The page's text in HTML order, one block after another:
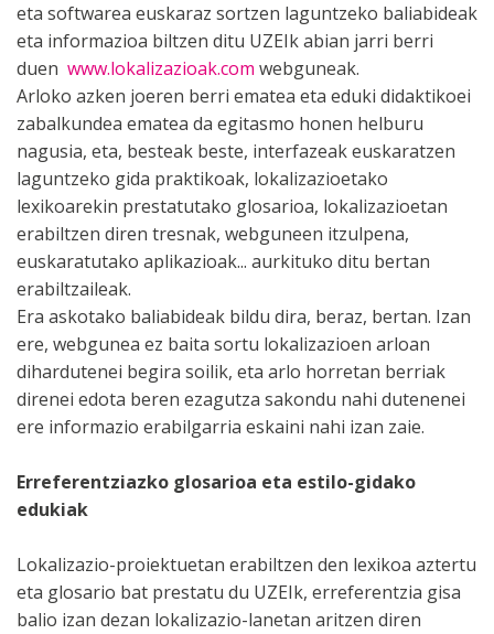
eta softwarea euskaraz sortzen laguntzeko baliabideak
eta informazioa biltzen ditu UZEIk abian jarri berri
duen www.lokalizazioak.com webguneak.
Arloko azken joeren berri ematea eta eduki didaktikoei
zabalkundea ematea da egitasmo honen helburu
nagusia, eta, besteak beste, interfazeak euskaratzen
laguntzeko gida praktikoak, lokalizazioetako
lexikoarekin prestatutako glosarioa, lokalizazioetan
erabiltzen diren tresnak, webguneen itzulpena,
euskaratutako aplikazioak... aurkituko ditu bertan
erabiltzaileak.
Era askotako baliabideak bildu dira, beraz, bertan. Izan
ere, webgunea ez baita sortu lokalizazioen arloan
dihardutenei begira soilik, eta arlo horretan berriak
direnei edota beren ezagutza sakondu nahi dutenenei
ere informazio erabilgarria eskaini nahi izan zaie.
Erreferentziazko glosarioa eta estilo-gidako
edukiak
Lokalizazio-proiektuetan erabiltzen den lexikoa aztertu
eta glosario bat prestatu du UZEIk, erreferentzia gisa
balio izan dezan lokalizazio-lanetan aritzen diren